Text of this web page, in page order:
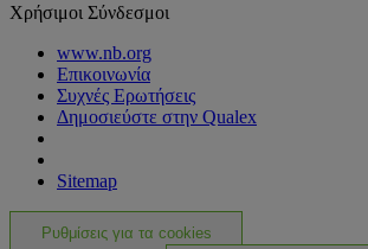
Χρήσιμοι Σύνδεσμοι
www.nb.org
Επικοινωνία
Συχνές Ερωτήσεις
Δημοσιεύστε στην Qualex
Sitemap
Ρυθμίσεις για τα cookies